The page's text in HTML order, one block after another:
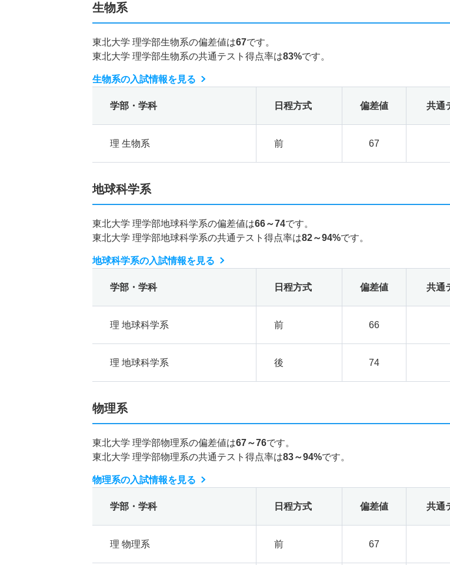
生物系
東北大学 理学部生物系の偏差値は67です。
東北大学 理学部生物系の共通テスト得点率は83%です。
生物系の入試情報を見る
学部・学科 日程方式 偏差値 共通
理 生物系 前 67
地球科学系
東北大学 理学部地球科学系の偏差値は66～74です。
東北大学 理学部地球科学系の共通テスト得点率は82～94%です。
地球科学系の入試情報を見る
学部・学科 日程方式 偏差値 共通
理 地球科学系 前 66
理 地球科学系 後 74
物理系
東北大学 理学部物理系の偏差値は67～76です。
東北大学 理学部物理系の共通テスト得点率は83～94%です。
物理系の入試情報を見る
学部・学科 日程方式 偏差値 共通
理 物理系 前 67